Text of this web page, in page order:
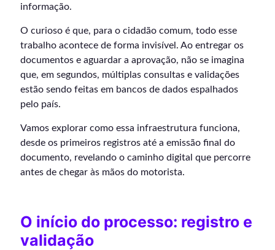
informação.
O curioso é que, para o cidadão comum, todo esse
trabalho acontece de forma invisível. Ao entregar os
documentos e aguardar a aprovação, não se imagina
que, em segundos, múltiplas consultas e validações
estão sendo feitas em bancos de dados espalhados
pelo país.
Vamos explorar como essa infraestrutura funciona,
desde os primeiros registros até a emissão final do
documento, revelando o caminho digital que percorre
antes de chegar às mãos do motorista.
O início do processo: registro e
validação